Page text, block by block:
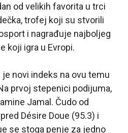
od velikih favorita u trci
trofej koji su stvorili
i nagrađuje najboljeg
koji igra u Evropi.
novi indeks na ovu temu
prvoj stepenici podijuma,
Jamal. Čudo od
Désire Doue (95.3) i
se stoga penje za jedno